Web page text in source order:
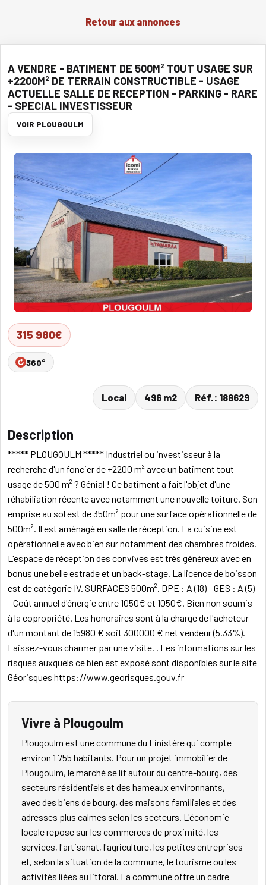
Retour aux annonces
A VENDRE - BATIMENT DE 500M² TOUT USAGE SUR
+2200M² DE TERRAIN CONSTRUCTIBLE - USAGE
ACTUELLE SALLE DE RECEPTION - PARKING - RARE
- SPECIAL INVESTISSEUR
VOIR PLOUGOULM
315 980€
360°
Local 496 m2 Réf.: 188629
Description
***** PLOUGOULM ***** Industriel ou investisseur à la
recherche d'un foncier de +2200 m² avec un batiment tout
usage de 500 m² ? Génial ! Ce batiment a fait l'objet d'une
réhabiliation récente avec notamment une nouvelle toiture. Son
emprise au sol est de 350m² pour une surface opérationnelle de
500m². Il est aménagé en salle de réception. La cuisine est
opérationnelle avec bien sur notamment des chambres froides.
L'espace de réception des convives est très généreux avec en
bonus une belle estrade et un back-stage. La licence de boisson
est de catégorie IV. SURFACES 500m². DPE : A (18) - GES : A (5)
- Coût annuel d'énergie entre 1050€ et 1050€. Bien non soumis
à la copropriété. Les honoraires sont à la charge de l'acheteur
d'un montant de 15980 € soit 300000 € net vendeur (5.33%).
Laissez-vous charmer par une visite. . Les informations sur les
risques auxquels ce bien est exposé sont disponibles sur le site
Géorisques https://www.georisques.gouv.fr
Vivre à Plougoulm
Plougoulm est une commune du Finistère qui compte
environ 1 755 habitants. Pour un projet immobilier de
Plougoulm, le marché se lit autour du centre-bourg, des
secteurs résidentiels et des hameaux environnants,
avec des biens de bourg, des maisons familiales et des
adresses plus calmes selon les secteurs. L'économie
locale repose sur les commerces de proximité, les
services, l'artisanat, l'agriculture, les petites entreprises
et, selon la situation de la commune, le tourisme ou les
activités liées au littoral. La commune offre un cadre